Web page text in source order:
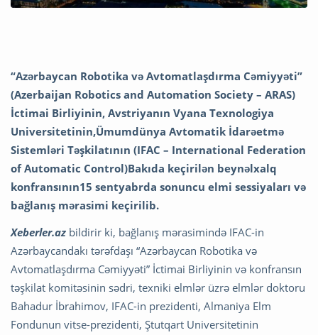
“Azərbaycan Robotika və Avtomatlaşdırma Cəmiyyəti”
(Azerbaijan Robotics and Automation Society – ARAS)
İctimai Birliyinin, Avstriyanın Vyana Texnologiya
Universitetinin,Ümumdünya Avtomatik İdarəetmə
Sistemləri Təşkilatının (IFAC – International Federation
of Automatic Control)Bakıda keçirilən beynəlxalq
konfransının15 sentyabrda sonuncu elmi sessiyaları və
bağlanış mərasimi keçirilib.
Xeberler.az bildirir ki, bağlanış mərasimində IFAC-in
Azərbaycandakı tərəfdaşı “Azərbaycan Robotika və
Avtomatlaşdırma Cəmiyyəti” İctimai Birliyinin və konfransın
təşkilat komitəsinin sədri, texniki elmlər üzrə elmlər doktoru
Bahadur İbrahimov, IFAC-in prezidenti, Almaniya Elm
Fondunun vitse-prezidenti, Ştutqart Universitetinin